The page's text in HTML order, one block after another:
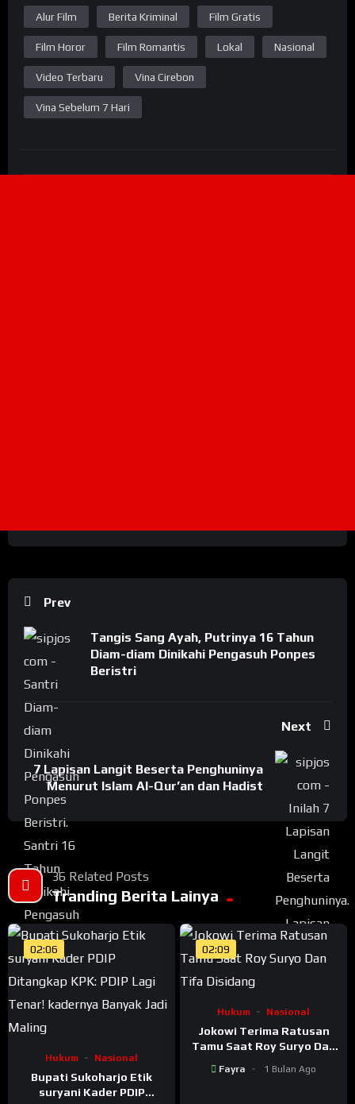
Alur Film Berita Kriminal Film Gratis
Film Horor Film Romantis Lokal Nasional
Video Terbaru Vina Cirebon
Vina Sebelum 7 Hari
Prev
Tangis Sang Ayah, Putrinya 16 Tahun
Diam-diam Dinikahi Pengasuh Ponpes
Beristri
Next
7 Lapisan Langit Beserta Penghuninya
Menurut Islam Al-Qur’an dan Hadist
36 Related Posts
Tranding Berita Lainya
02:06
Hukum Nasional
Bupati Sukoharjo Etik
suryani Kader PDIP
02:09
Hukum Nasional
Jokowi Terima Ratusan
Tamu Saat Roy Suryo Dan
Fayra 1 Bulan Ago